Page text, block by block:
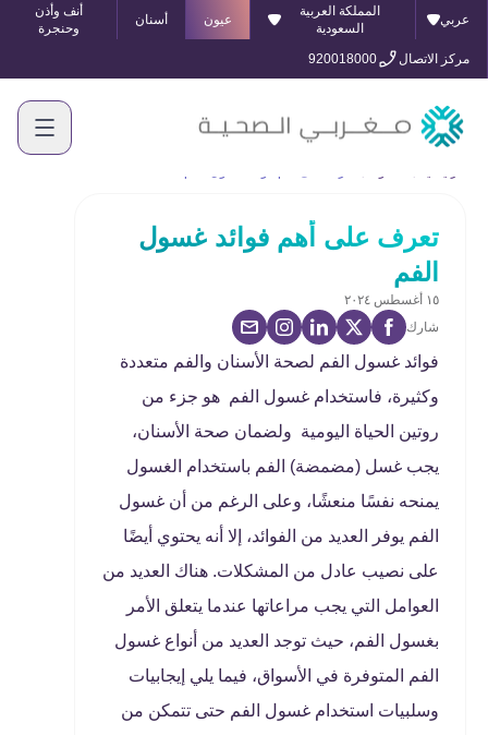
عربي
المملكة العربية
السعودية
عيون أسنان
أنف وأذن
وحنجرة
مركز الاتصال
920018000
تعرف على أهم فوائد غسول
الفم
١٥ أغسطس ٢٠٢٤
شارك
فوائد غسول الفم لصحة الأسنان والفم متعددة
وكثيرة، فاستخدام غسول الفم هو جزء من
روتين الحياة اليومية ولضمان صحة الأسنان،
يجب غسل (مضمضة) الفم باستخدام الغسول
يمنحه نفسًا منعشًا، وعلى الرغم من أن غسول
الفم يوفر العديد من الفوائد، إلا أنه يحتوي أيضًا
على نصيب عادل من المشكلات. هناك العديد من
العوامل التي يجب مراعاتها عندما يتعلق الأمر
بغسول الفم، حيث توجد العديد من أنواع غسول
الفم المتوفرة في الأسواق، فيما يلي إيجابيات
وسلبيات استخدام غسول الفم حتى تتمكن من